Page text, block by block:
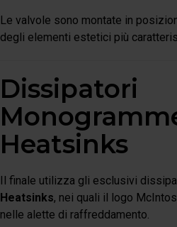
Le valvole sono montate in
degli elementi estetici più
Dissipatori
Heatsinks
Il finale utilizza gli esclusivi
Heatsinks, nei quali il logo
nelle alette di raffreddamento.